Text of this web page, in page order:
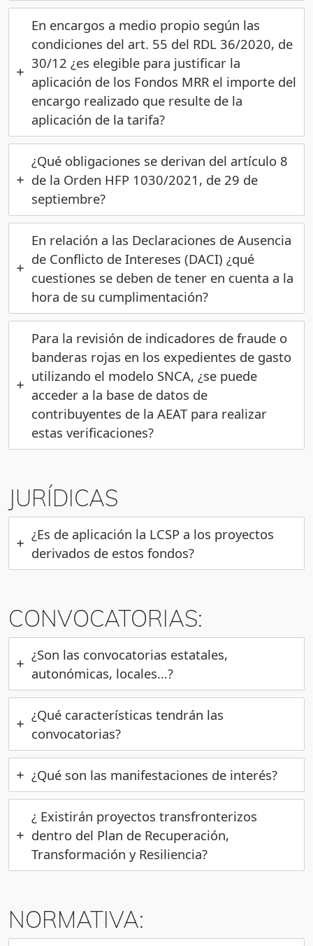
En encargos a medio propio según las
condiciones del art. 55 del RDL 36/2020, de
30/12 ¿es elegible para justificar la
aplicación de los Fondos MRR el importe del
encargo realizado que resulte de la
aplicación de la tarifa?
¿Qué obligaciones se derivan del artículo 8
de la Orden HFP 1030/2021, de 29 de
septiembre?
En relación a las Declaraciones de Ausencia
de Conflicto de Intereses (DACI) ¿qué
cuestiones se deben de tener en cuenta a la
hora de su cumplimentación?
Para la revisión de indicadores de fraude o
banderas rojas en los expedientes de gasto
utilizando el modelo SNCA, ¿se puede
acceder a la base de datos de
contribuyentes de la AEAT para realizar
estas verificaciones?
JURÍDICAS
¿Es de aplicación la LCSP a los proyectos
derivados de estos fondos?
CONVOCATORIAS:
¿Son las convocatorias estatales,
autonómicas, locales…?
¿Qué características tendrán las
convocatorias?
¿Qué son las manifestaciones de interés?
¿ Existirán proyectos transfronterizos
dentro del Plan de Recuperación,
Transformación y Resiliencia?
NORMATIVA: